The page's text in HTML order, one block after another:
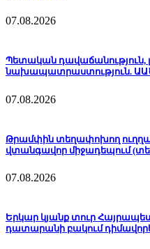
07.08.2026
Պետական դավաճանություն,
նախապատրաստություն.
07.08.2026
Թրամփին տեղափոխող
վտանգավոր միջադեպում
07.08.2026
Երկար կյանք տուր
դատարանի բակում